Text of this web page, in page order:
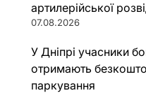
артилерійської
07.08.2026
У Дніпрі учасники
отримають
паркування